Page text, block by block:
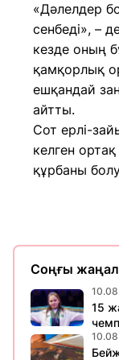
«Дәлелдер
сенбеді», –
кезде оның
қамқорлық
ешқандай
айтты.
Сот ерлі-
келген
құрбаны
Соңғы
15